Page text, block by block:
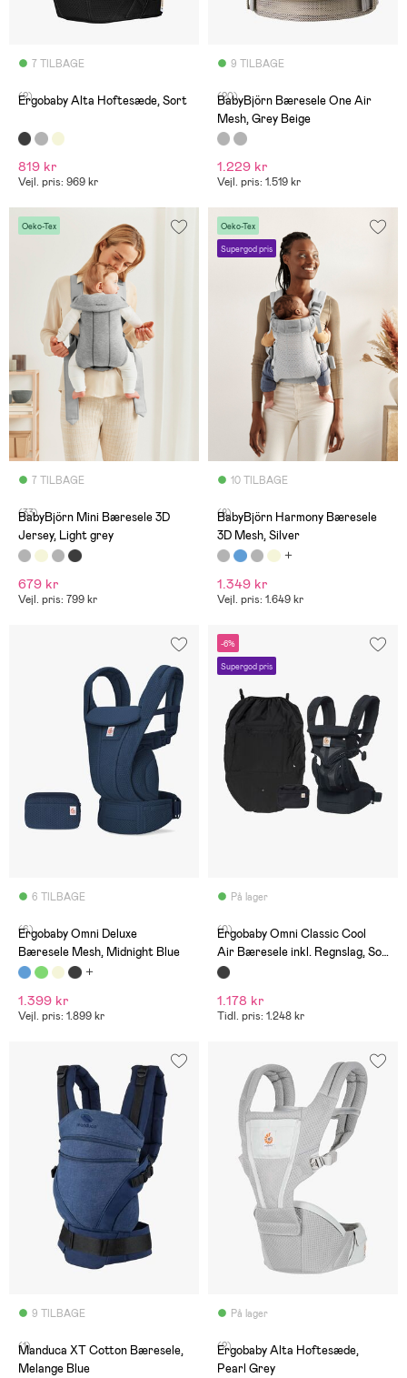
7 TILBAGE
(2)
Ergobaby Alta Hoftesæde, Sort
819 kr
Vejl. pris: 969 kr
9 TILBAGE
(20)
BabyBjörn Bæresele One Air
Mesh, Grey Beige
1.229 kr
Vejl. pris: 1.519 kr
Oeko-Tex
7 TILBAGE
(33)
BabyBjörn Mini Bæresele 3D
Jersey, Light grey
679 kr
Vejl. pris: 799 kr
Oeko-Tex
Supergod pris
10 TILBAGE
(8)
BabyBjörn Harmony Bæresele
3D Mesh, Silver
1.349 kr
Vejl. pris: 1.649 kr
6 TILBAGE
(6)
Ergobaby Omni Deluxe
Bæresele Mesh, Midnight Blue
1.399 kr
Vejl. pris: 1.899 kr
-6%
Supergod pris
På lager
(0)
Ergobaby Omni Classic Cool
Air Bæresele inkl. Regnslag, Sor
t
1.178 kr
Tidl. pris: 1.248 kr
9 TILBAGE
(1)
Manduca XT Cotton Bæresele,
Melange Blue
På lager
(2)
Ergobaby Alta Hoftesæde,
Pearl Grey